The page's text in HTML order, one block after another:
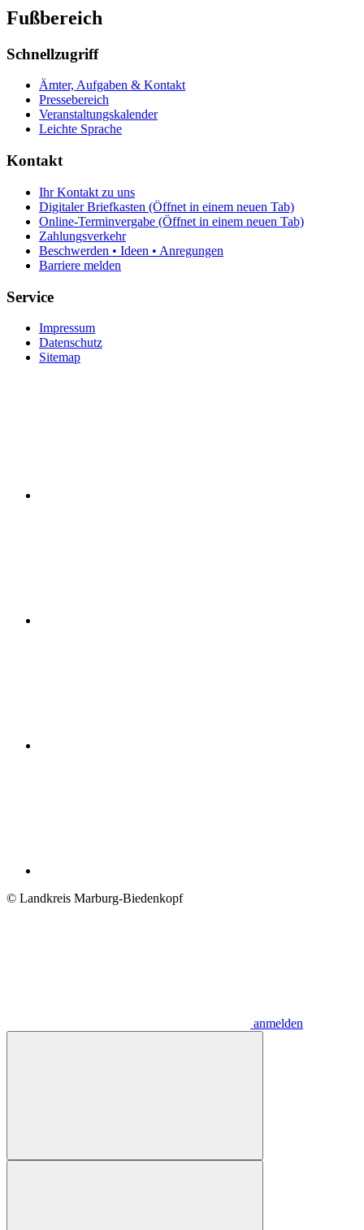
Fußbereich
Schnellzugriff
Ämter, Aufgaben & Kontakt
Pressebereich
Veranstaltungskalender
Leichte Sprache
Kontakt
Ihr Kontakt zu uns
Digitaler Briefkasten (Öffnet in einem neuen Tab)
Online-Terminvergabe (Öffnet in einem neuen Tab)
Zahlungsverkehr
Beschwerden • Ideen • Anregungen
Barriere melden
Service
Impressum
Datenschutz
Sitemap
© Landkreis Marburg-Biedenkopf
anmelden